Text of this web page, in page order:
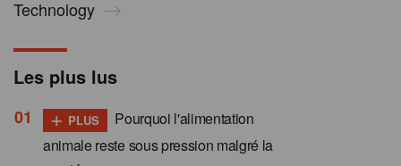
Technology
Les plus lus
+ PLUS
Pourquoi l'alimentation
animale reste sous pression malgré la